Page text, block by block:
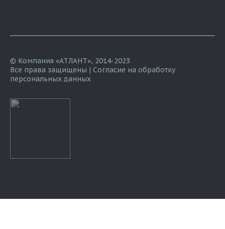
© Компания «АТЛАНТ», 2014-2023
Все права защищены | Согласие на обработку
персональных данных